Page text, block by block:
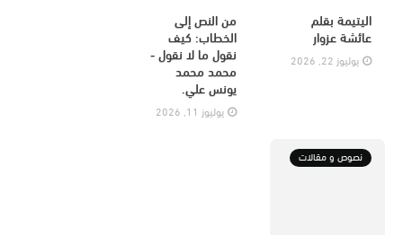
اليتيمة بقلم
عائشة عزوار
يوليوز 22, 2026
من النص إلى
الخطاب: كيف
نقول ما لا نقول -
محمد محمد
يونس علي.
يوليوز 11, 2026
نصوص و مقالات